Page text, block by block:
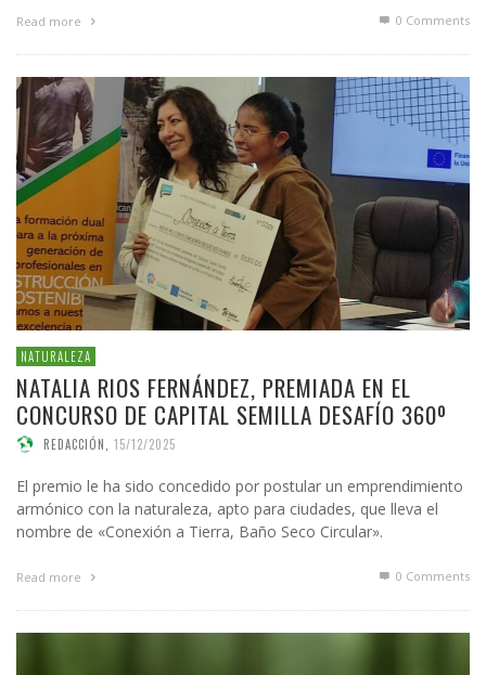
Read more 0 Comments
NATURALEZA
NATALIA RIOS FERNÁNDEZ, PREMIADA EN EL
CONCURSO DE CAPITAL SEMILLA DESAFÍO 360º
REDACCIÓN 15/12/2025
El premio le ha sido concedido por postular un emprendimiento
armónico con la naturaleza, apto para ciudades, que lleva el
nombre de «Conexión a Tierra, Baño Seco Circular».
Read more 0 Comments